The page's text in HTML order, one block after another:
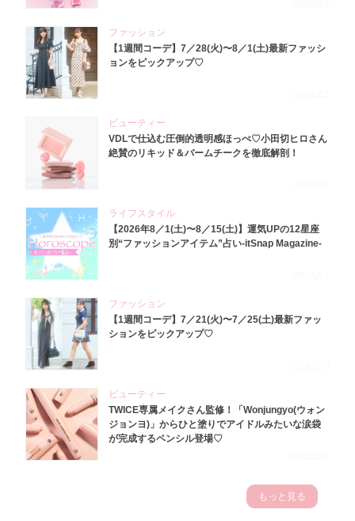
ファッション
【1週間コーデ】7／28(火)〜8／1(土)最新ファッシ
ョンをピックアップ♡
ビューティー
VDLで仕込む圧倒的透明感ほっぺ♡小田切ヒロさん
絶賛のリキッド＆バームチークを徹底解剖！
ライフスタイル
【2026年8／1(土)〜8／15(土)】運気UPの12星座
別“ファッションアイテム”占い-itSnap Magazine-
ファッション
【1週間コーデ】7／21(火)〜7／25(土)最新ファッ
ションをピックアップ♡
ビューティー
TWICE専属メイクさん監修！「Wonjungyo(ウォン
ジョンヨ)」からひと塗りでアイドルみたいな涙袋
が完成するペンシル登場♡
もっと見る